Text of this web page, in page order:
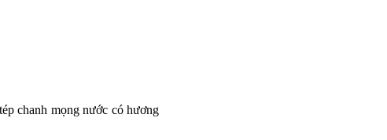
chanh mọng nước có hương